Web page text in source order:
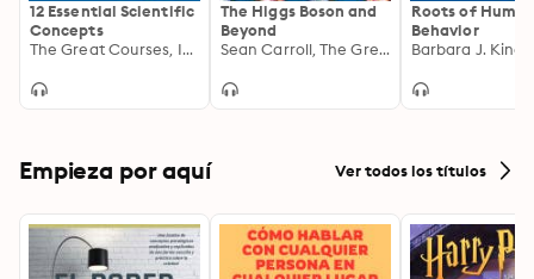
12 Essential Scientific
Concepts
The Great Courses, Indre Viskontas
The Higgs Boson and
Beyond
Sean Carroll, The Great Courses
Roots of
Behavior
Empieza por aquí Ver todos los títulos